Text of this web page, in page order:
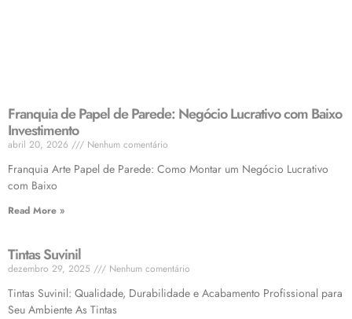
Franquia de Papel de Parede: Negócio Lucrativo com Baixo
Investimento
abril 20, 2026 Nenhum comentário
Franquia Arte Papel de Parede: Como Montar um Negócio Lucrativo
com Baixo
Read More »
Tintas Suvinil
dezembro 29, 2025 Nenhum comentário
Tintas Suvinil: Qualidade, Durabilidade e Acabamento Profissional para
Seu Ambiente As Tintas